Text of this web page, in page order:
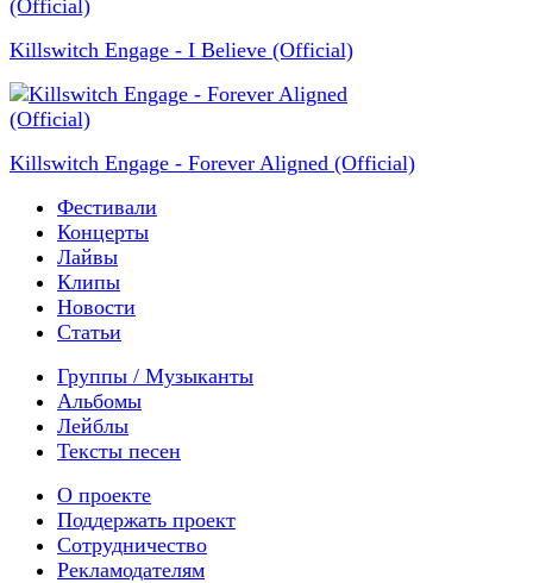
Killswitch Engage - I Believe (Official)
Killswitch Engage - Forever Aligned (Official)
Фестивали
Концерты
Лайвы
Клипы
Новости
Статьи
Группы / Музыканты
Альбомы
Лейблы
Тексты песен
О проекте
Поддержать проект
Сотрудничество
Рекламодателям